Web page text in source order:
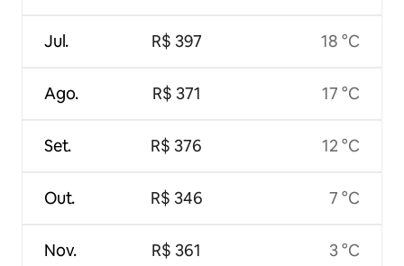
Jul.
Ago.
Set.
Out.
Nov.
R$ 397
R$ 371
R$ 376
R$ 346
R$ 361
18 °C
17 °C
12 °C
7 °C
3 °C